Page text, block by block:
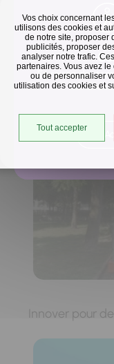
Vos choix concernant
utilisons des cookies et
de notre site, proposer
publicités, proposer
analyser notre trafic.
partenaires. Vous avez
ou de personnaliser
utilisation des cookies et
Tout accepter
En raison des
est
Horaires de
Innover pour